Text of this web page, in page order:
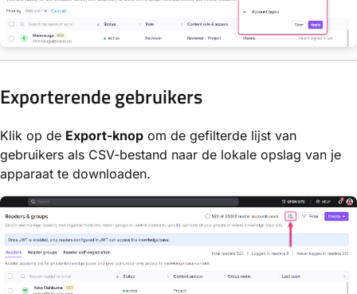
Exporterende gebruikers
Klik op de Export-knop om de gefilterde lijst van
gebruikers als CSV-bestand naar de lokale opslag van je
apparaat te downloaden.